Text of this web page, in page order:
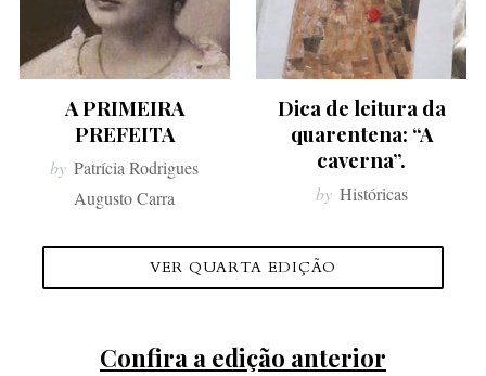
A PRIMEIRA
PREFEITA
by Patrícia Rodrigues
Augusto Carra
Dica de leitura da
quarentena: “A
caverna”.
by Históricas
VER QUARTA EDIÇÃO
Confira a edição anterior